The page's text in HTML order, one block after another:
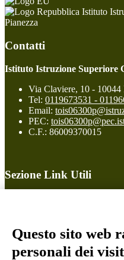
Istituto
Pianezza
Contatti
Istituto Istruzione Superiore
Via Claviere, 10 - 10044
Tel: 0119673531 -
Email:
PEC:
C.F.: 86009370015
Sezione Link Utili
Ufficio Relazioni con il
Dichiarazione di
Obiettivi di accessibilità
Questo sito web
personali dei